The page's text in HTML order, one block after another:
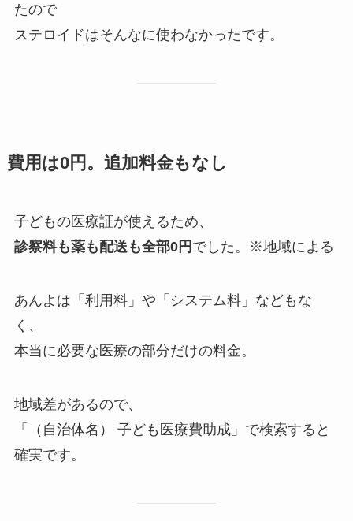
たので
ステロイドはそんなに使わなかったです。
費用は0円。追加料金もなし
子どもの医療証が使えるため、
診察料も薬も配送も全部0円 でした。※地域による
あんよは「利用料」や「システム料」などもな
く、
本当に必要な医療の部分だけの料金。
地域差があるので、
「（自治体名） 子ども医療費助成」で検索すると
確実です。